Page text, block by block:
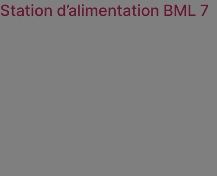
Station d’alimentation BML 7